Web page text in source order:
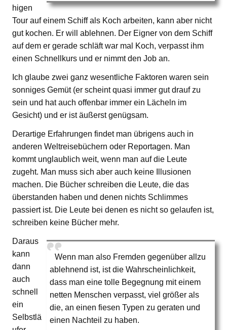
higen
Tour auf einem Schiff als Koch arbeiten, kann aber nicht
gut kochen. Er will ablehnen. Der Eigner von dem Schiff
auf dem er gerade schläft war mal Koch, verpasst ihm
einen Schnellkurs und er nimmt den Job an.
Ich glaube zwei ganz wesentliche Faktoren waren sein
sonniges Gemüt (er scheint quasi immer gut drauf zu
sein und hat auch offenbar immer ein Lächeln im
Gesicht) und er ist äußerst genügsam.
Derartige Erfahrungen findet man übrigens auch in
anderen Weltreisebüchern oder Reportagen. Man
kommt unglaublich weit, wenn man auf die Leute
zugeht. Man muss sich aber auch keine Illusionen
machen. Die Bücher schreiben die Leute, die das
überstanden haben und denen nichts Schlimmes
passiert ist. Die Leute bei denen es nicht so gelaufen ist,
schreiben keine Bücher mehr.
Wenn man also Fremden gegenüber allzu
ablehnend ist, ist die Wahrscheinlichkeit,
dass man eine tolle Begegnung mit einem
netten Menschen verpasst, viel größer als
die, an einen fiesen Typen zu geraten und
einen Nachteil zu haben.
Daraus
kann
dann
auch
schnell
ein
Selbstlä